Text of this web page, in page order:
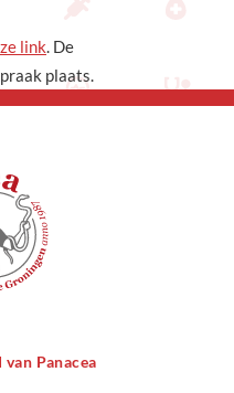
link . De
plaats.
Panacea